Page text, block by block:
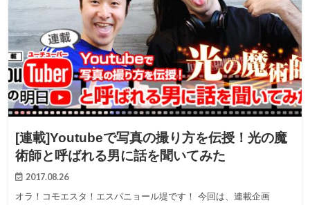
[連載]Youtubeで写真の撮り方を伝授！光の魔
術師と呼ばれる男に話を聞いてみた
2017.08.26
オラ！コモエスタ！エスパニョール堤です！ 今回は、連載企画